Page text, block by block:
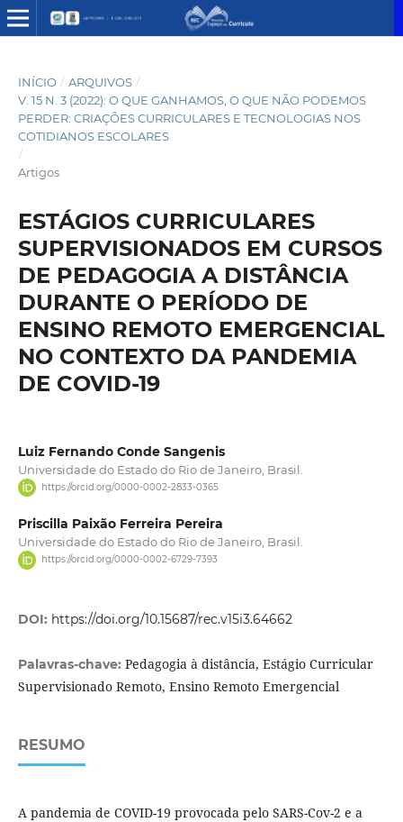
INÍCIO / ARQUIVOS /
V. 15 N. 3 (2022): O QUE GANHAMOS, O QUE NÃO PODEMOS
PERDER: CRIAÇÕES CURRICULARES E TECNOLOGIAS NOS
COTIDIANOS ESCOLARES
/
Artigos
ESTÁGIOS CURRICULARES
SUPERVISIONADOS EM CURSOS
DE PEDAGOGIA A DISTÂNCIA
DURANTE O PERÍODO DE
ENSINO REMOTO EMERGENCIAL
NO CONTEXTO DA PANDEMIA
DE COVID-19
Luiz Fernando Conde Sangenis
Universidade do Estado do Rio de Janeiro, Brasil.
https://orcid.org/0000-0002-2833-0365
Priscilla Paixão Ferreira Pereira
Universidade do Estado do Rio de Janeiro, Brasil.
https://orcid.org/0000-0002-6729-7393
DOI: https://doi.org/10.15687/rec.v15i3.64662
Palavras-chave: Pedagogia à distância, Estágio Curricular
Supervisionado Remoto, Ensino Remoto Emergencial
RESUMO
A pandemia de COVID-19 provocada pelo SARS-Cov-2 e a